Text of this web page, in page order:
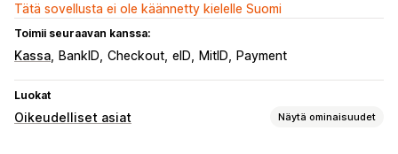
Tätä sovellusta ei ole käännetty kielelle Suomi
Toimii seuraavan kanssa:
Kassa BankID Checkout eID MitID Payment
Luokat
Oikeudelliset asiat Näytä ominaisuudet